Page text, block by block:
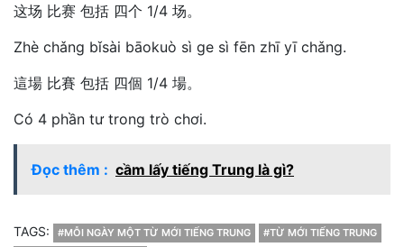
这场 比赛 包括 四个 1/4 场。
Zhè chǎng bǐsài bāokuò sì ge sì fēn zhī yī chǎng.
這場 比賽 包括 四個 1/4 場。
Có 4 phần tư trong trò chơi.
Đọc thêm : cầm lấy tiếng Trung là gì?
TAGS: #MỖI NGÀY MỘT TỪ MỚI TIẾNG TRUNG
#TỪ MỚI TIẾNG TRUNG